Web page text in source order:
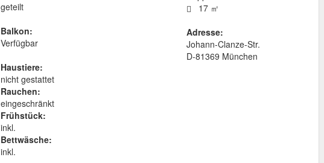
geteilt
Balkon:
Verfügbar
Haustiere:
nicht gestattet
Rauchen:
eingeschränkt
Frühstück:
inkl.
Bettwäsche:
inkl.
17 ㎡
Adresse:
Johann-Clanze-Str.
D-81369 München